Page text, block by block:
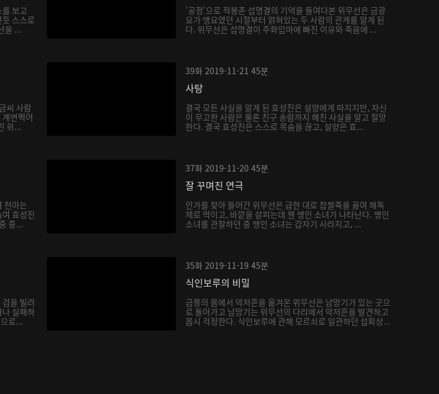
보고
스스로
을 ...
'공정'으로 적봉존 섭명결의 기억을 들여다본 위무선은 금광
요가 맹요였던 시절부터 얽혀있는 두 사람의 관계를 알게 된
다. 위무선은 섭명결이 주화입마에 빠진 이유와 죽음에 ...
씨 사람
면쩍어
위...
39화 2019-11-21 45분
사탕
결국 모든 사실을 알게 된 효성진은 설양에게 따지지만, 자신
이 무고한 사람은 물론 친구 송람까지 해친 사실을 알고 절망
한다. 결국 효성진은 스스로 목숨을 끊고, 설양은 효...
천아는
효성진
중...
37화 2019-11-20 45분
잘 꾸며진 연극
인가를 찾아 들어간 위무선은 급한 대로 찹쌀죽을 끓여 해독
제로 먹이고, 바깥을 살피는데 웬 맹인 소녀가 나타난다. 맹인
소녀를 관찰하던 중 맹인 소녀는 갑자기 사라지고, ...
을 빌려
실패하
로...
35화 2019-11-19 45분
식인보루의 비밀
금릉의 몸에서 악저흔을 옮겨온 위무선은 남망기가 있는 곳으
로 돌아가고 남망기는 위무선의 다리에서 악저흔을 발견하고
몹시 걱정한다. 식인보루에 관해 모르쇠로 일관하던 섭회상...